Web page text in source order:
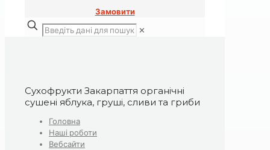
Замовити
✕
Cухофрукти Закарпаття органічні
сушені яблука, груші, сливи та гриби
Головна
Наші роботи
Вебсайти